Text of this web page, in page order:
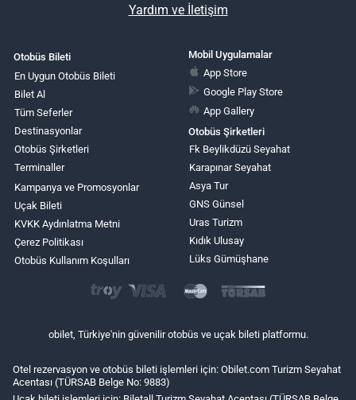
Yardım ve İletişim
Otobüs Bileti
En Uygun Otobüs Bileti
Bilet Al
Tüm Seferler
Destinasyonlar
Otobüs Şirketleri
Terminaller
Kampanya ve Promosyonlar
Uçak Bileti
KVKK Aydınlatma Metni
Çerez Politikası
Otobüs Kullanım Koşulları
Mobil Uygulamalar
App Store
Google Play Store
App Gallery
Otobüs Şirketleri
Fk Beylikdüzü Seyahat
Karapınar Seyahat
Asya Tur
GNS Günsel
Uras Turizm
Kıdık Ulusay
Lüks Gümüşhane
obilet, Türkiye'nin güvenilir otobüs ve uçak bileti platformu.
Otel rezervasyon ve otobüs bileti işlemleri için: Obilet.com Turizm Seyahat
Acentası (TÜRSAB Belge No: 9883)